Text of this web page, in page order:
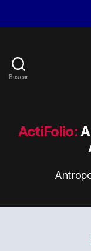
Buscar
ActiFolio: